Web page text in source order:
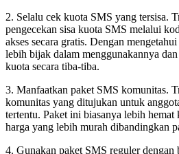
2. Selalu cek kuota SMS yang tersisa.
pengecekan sisa kuota SMS melalui
akses secara gratis. Dengan
lebih bijak dalam menggunakannya
kuota secara tiba-tiba.
3. Manfaatkan paket SMS komunitas.
komunitas yang ditujukan untuk
tertentu. Paket ini biasanya lebih hemat
harga yang lebih murah dibandingkan
4. Gunakan paket SMS reguler